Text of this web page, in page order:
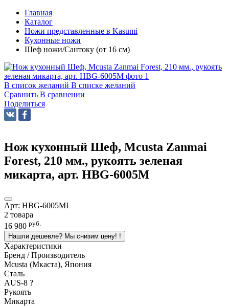
Главная
Каталог
Ножи представленные в Kasumi
Кухонные ножи
Шеф ножи/Сантоку (от 16 см)
В список желаний В списке желаний
Сравнить В сравнении
Поделиться
Нож кухонный Шеф, Mcusta Zanmai
Forest, 210 мм., рукоять зеленая
микарта, арт. HBG-6005M
Арт: HBG-6005MI
2 товара
16 980 руб.
Нашли дешевле? Мы снизим цену! !
Характеристики
Бренд / Производитель
Mcusta (Мкаста), Япония
Сталь
AUS-8 ?
Рукоять
Микарта